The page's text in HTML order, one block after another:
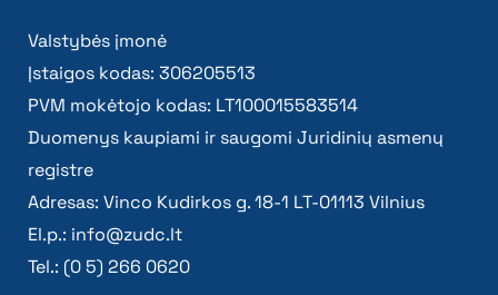
Valstybės įmonė
Įstaigos kodas: 306205513
PVM mokėtojo kodas: LT100015583514
Duomenys kaupiami ir saugomi Juridinių asmenų
registre
Adresas: Vinco Kudirkos g. 18-1 LT-01113 Vilnius
El.p.: info@zudc.lt
Tel.: (0 5) 266 0620